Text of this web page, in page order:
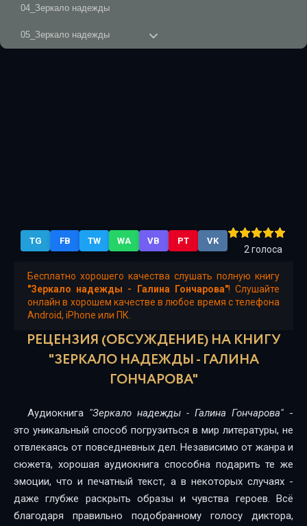
04_Зеркало надежды
05_Зеркало надежды
TG FB TW WA VB PT VK
2 голоса
Бесплатно хорошего качества слушать полную книгу
"Зеркало надежды - Галина Гончарова"! Слушайте
онлайн в хорошем качестве в любое время с телефона
Android, iPhone или ПК.
РЕЦЕНЗИЯ (ОБСУЖДЕНИЕ) НА КНИГУ
"ЗЕРКАЛО НАДЕЖДЫ - ГАЛИНА
ГОНЧАРОВА"
Аудиокнига "Зеркало надежды - Галина Гончарова"-
это уникальный способ погрузиться в мир литературы, не
отвлекаясь от повседневных дел. Независимо от жанра и
сюжета, хорошая аудиокнига способна подарить те же
эмоции, что и печатный текст, а в некоторых случаях -
даже глубже раскрыть образы и чувства героев. Всё
благодаря правильно подобранному голосу диктора,